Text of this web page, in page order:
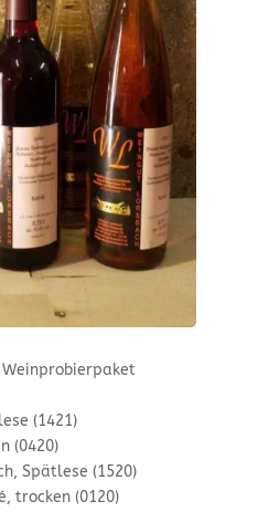
(1421)
(0420)
Spätlese (1520)
trocken (0120)